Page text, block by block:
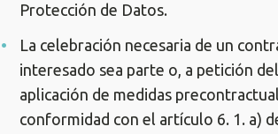
Protección de Datos.
La celebración necesaria de un
interesado sea parte o, a petición
aplicación de medidas
conformidad con el artículo 6. 1. a)